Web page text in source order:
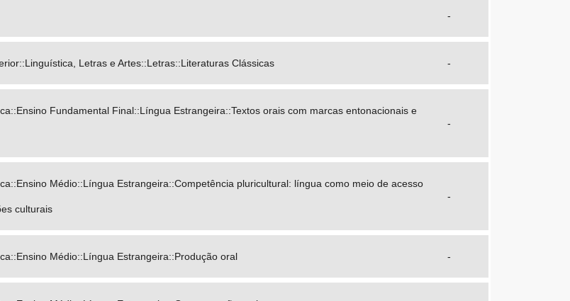
-
Letras e Artes::Letras::Literaturas Clássicas -
Fundamental Final::Língua Estrangeira::Textos orais com marcas entonacionais e
-
Médio::Língua Estrangeira::Competência pluricultural: língua como meio de acesso
culturais
-
Médio::Língua Estrangeira::Produção oral -